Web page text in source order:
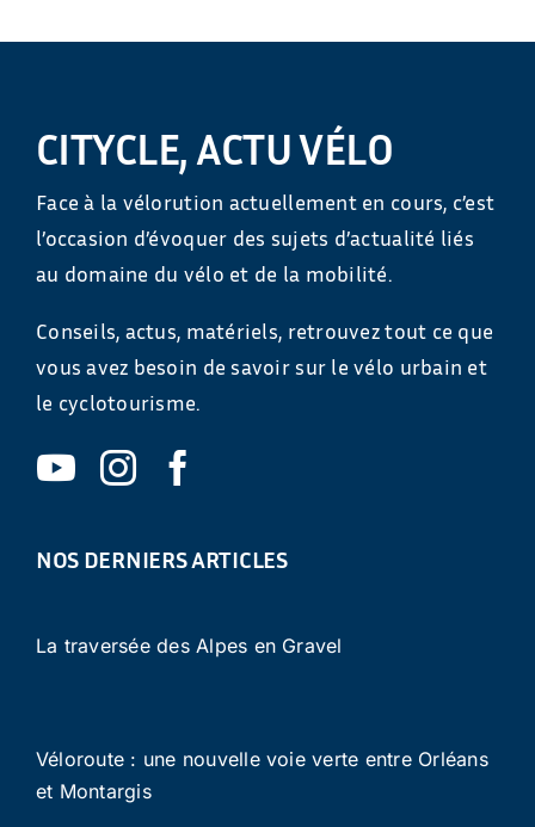
CITYCLE, ACTU VÉLO
Face à la vélorution actuellement en cours, c’est
l’occasion d’évoquer des sujets d’actualité liés
au domaine du vélo et de la mobilité.
Conseils, actus, matériels, retrouvez tout ce que
vous avez besoin de savoir sur le vélo urbain et
le cyclotourisme.
NOS DERNIERS ARTICLES
La traversée des Alpes en Gravel
Véloroute : une nouvelle voie verte entre Orléans
et Montargis